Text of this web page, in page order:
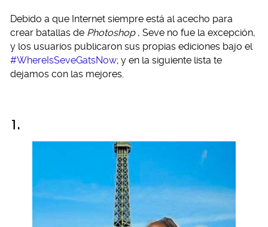
Debido a que Internet siempre está al acecho para
crear batallas de Photoshop , Seve no fue la excepción,
y los usuarios publicaron sus propias ediciones bajo el
#WhereIsSeveGatsNow; y en la siguiente lista te
dejamos con las mejores.
1.